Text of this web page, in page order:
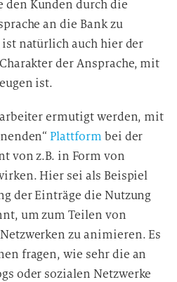
den Kunden durch die
an die Bank zu
natürlich auch hier der
der Ansprache, mit
ist.
ermutigt werden, mit
Plattform bei der
von z.B. in Form von
Hier sei als Beispiel
der Einträge die Nutzung
um zum Teilen von
zu animieren. Es
fragen, wie sehr die an
oder sozialen Netzwerke